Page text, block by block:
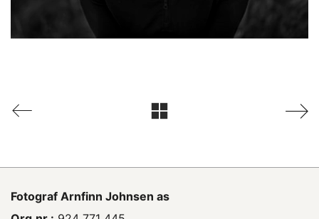
Fotograf Arnfinn Johnsen as